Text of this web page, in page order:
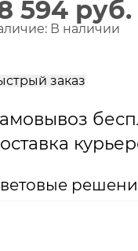
594 руб.
В наличии
заказ